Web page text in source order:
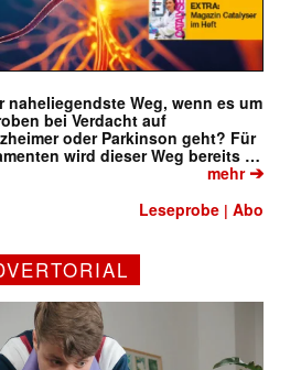
naheliegendste Weg, wenn es um
bei Verdacht auf
oder Parkinson geht? Für
wird dieser Weg bereits …
mehr➔
Leseprobe |Abo